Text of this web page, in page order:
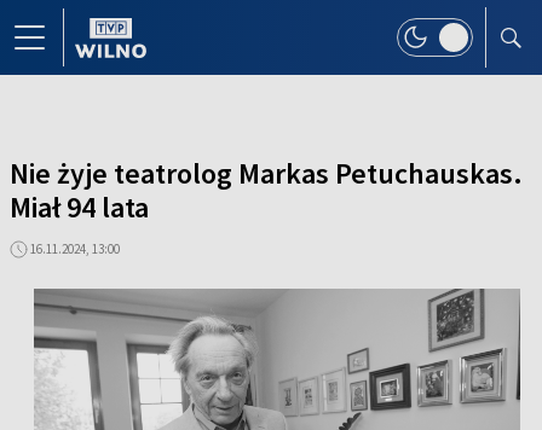
Nie żyje teatrolog Markas Petuchauskas.
Miał 94 lata
16.11.2024, 13:00